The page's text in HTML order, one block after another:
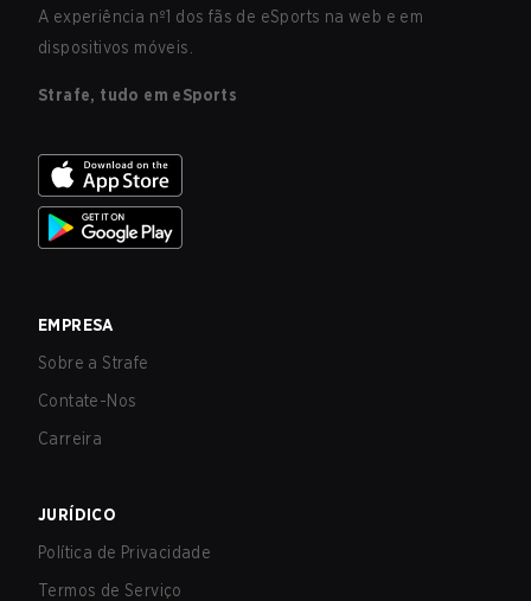
A experiência nº1 dos fãs de eSports na web e em
dispositivos móveis.
Strafe, tudo em eSports
EMPRESA
Sobre a Strafe
Contate-Nos
Carreira
JURÍDICO
Política de Privacidade
Termos de Serviço